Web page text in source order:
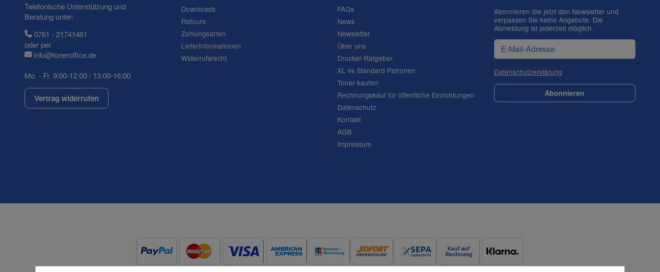
Telefonische Unterstützung und
Beratung unter:
0761 - 21741461
oder per
info@toneroffice.de
Mo. - Fr. 9:00-12:00 / 13:00-16:00
Vertrag widerrufen
Downloads
Retoure
Zahlungsarten
Lieferinformationen
Widerrufsrecht
FAQs
News
Newsletter
Über uns
Drucker-Ratgeber
XL vs Standard Patronen
Toner kaufen
Rechnungskauf für öffentliche Einrichtungen
Datenschutz
Kontakt
AGB
Impressum
Abonnieren Sie jetzt den Newsletter und
verpassen Sie keine Angebote. Die
Abmeldung ist jederzeit möglich.
Datenschutzerklärung
Abonnieren